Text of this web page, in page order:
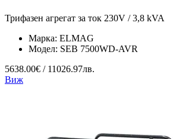
Трифазен агрегат за ток 230V / 3,8 kVA
Марка: ELMAG
Модел: SEB 7500WD-AVR
5638.00€ / 11026.97лв.
Виж